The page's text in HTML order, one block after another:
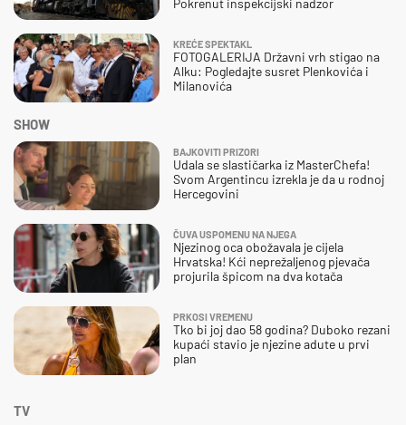
Pokrenut inspekcijski nadzor
KREĆE SPEKTAKL
FOTOGALERIJA Državni vrh stigao na
Alku: Pogledajte susret Plenkovića i
Milanovića
SHOW
BAJKOVITI PRIZORI
Udala se slastičarka iz MasterChefa!
Svom Argentincu izrekla je da u rodnoj
Hercegovini
ČUVA USPOMENU NA NJEGA
Njezinog oca obožavala je cijela
Hrvatska! Kći neprežaljenog pjevača
projurila špicom na dva kotača
PRKOSI VREMENU
Tko bi joj dao 58 godina? Duboko rezani
kupaći stavio je njezine adute u prvi
plan
TV